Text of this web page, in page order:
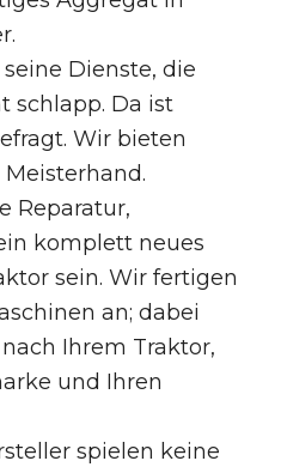
Dienste, die
schlapp. Da ist
Wir bieten
Reparatur,
komplett neues
sein. Wir fertigen
an; dabei
Ihrem Traktor,
und Ihren
spielen keine